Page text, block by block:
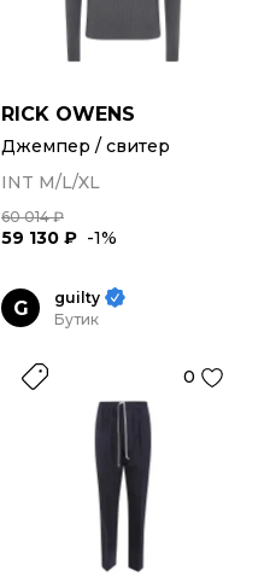
RICK OWENS
Джемпер / свитер
INT M/L/XL
60 014 ₽
59 130 ₽ -1%
G
guilty
Бутик
0